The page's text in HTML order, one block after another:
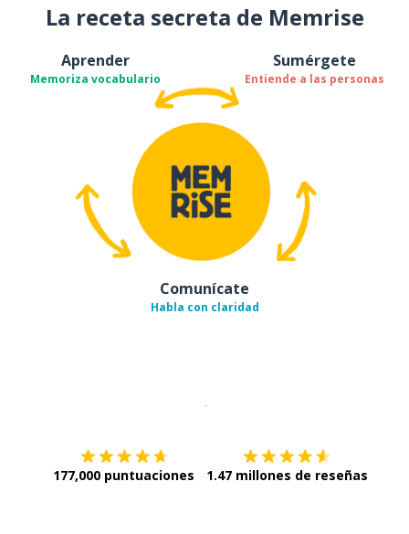
La receta secreta de Memrise
Aprender
Memoriza vocabulario
Sumérgete
Entiende a las personas
Comunícate
Habla con claridad
177,000 puntuaciones 1.47 millones de reseñas